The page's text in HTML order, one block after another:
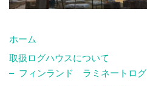
ホーム
取扱ログハウスについて
フィンランド ラミネートログ